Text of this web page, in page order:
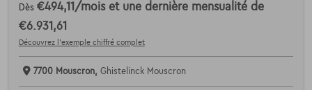
Dès €494,11 /mois et une dernière mensualité de
€6.931,61
Découvrez l’exemple chiffré complet
7700 Mouscron, Ghistelinck Mouscron